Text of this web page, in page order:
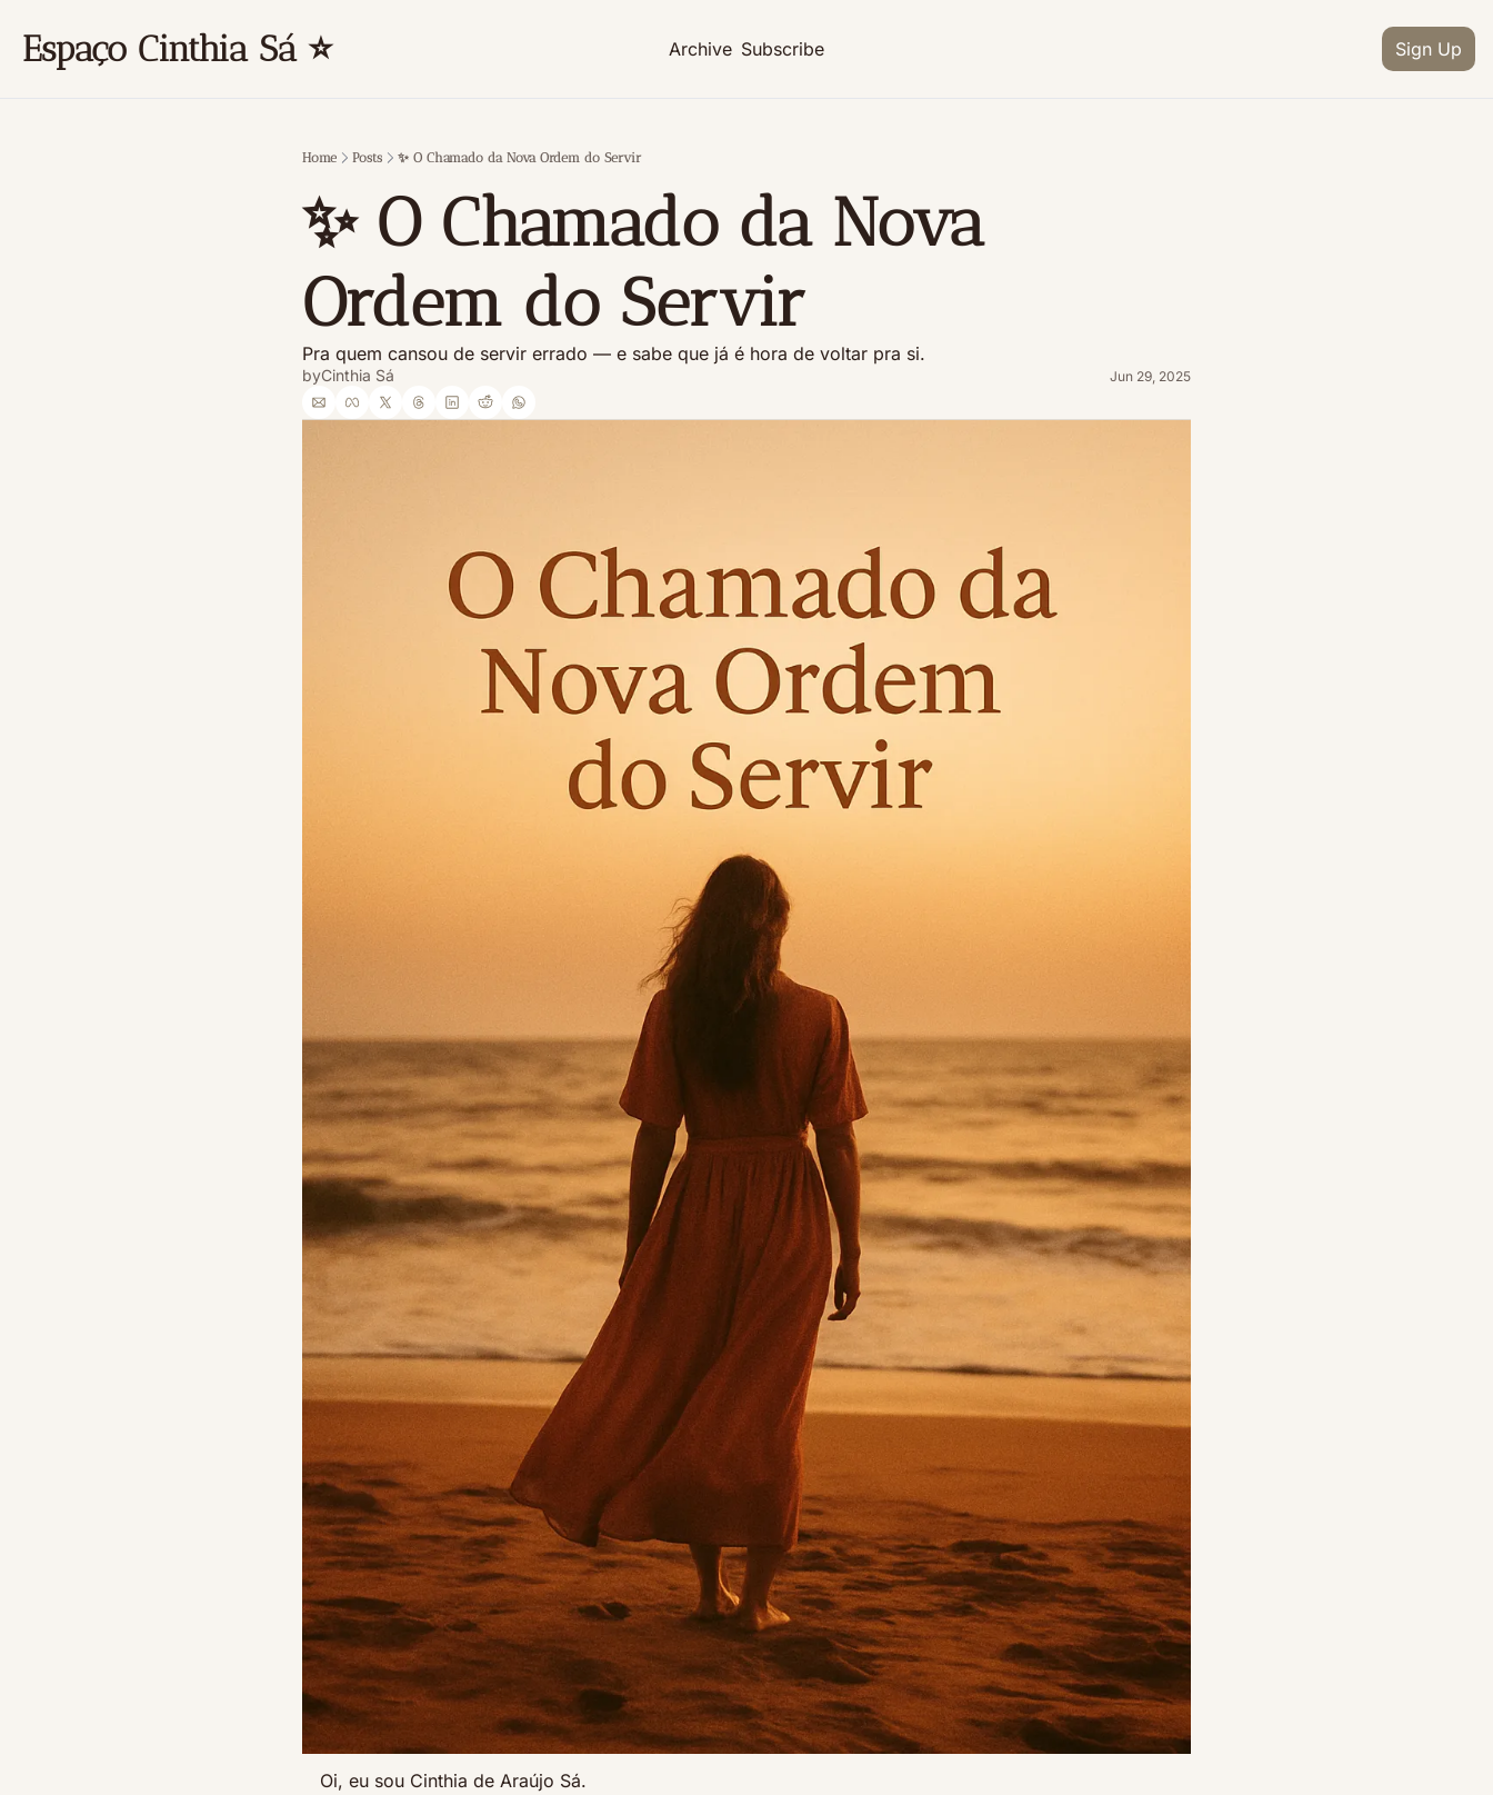
Espaço Cinthia Sá ⭐ Archive Subscribe Sign Up
Home Posts ✨ O Chamado da Nova Ordem do Servir
✨ O Chamado da Nova
Ordem do Servir
Pra quem cansou de servir errado — e sabe que já é hora de voltar pra si.
byCinthia Sá Jun 29, 2025
Oi, eu sou Cinthia de Araújo Sá.